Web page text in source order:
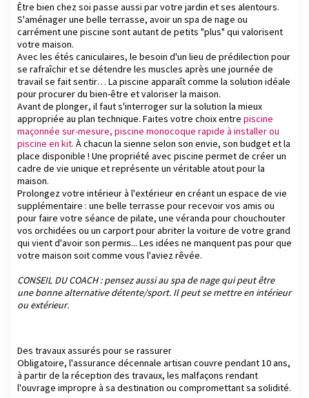
Être bien chez soi passe aussi par votre jardin et ses alentours.
S'aménager une belle terrasse, avoir un spa de nage ou
carrément une piscine sont autant de petits "plus" qui valorisent
votre maison.
Avec les étés caniculaires, le besoin d'un lieu de prédilection pour
se rafraîchir et se détendre les muscles après une journée de
travail se fait sentir… La piscine apparaît comme la solution idéale
pour procurer du bien-être et valoriser la maison.
Avant de plonger, il faut s'interroger sur la solution la mieux
appropriée au plan technique. Faites votre choix entre piscine
maçonnée sur-mesure, piscine monocoque rapide à installer ou
piscine en kit. À chacun la sienne selon son envie, son budget et la
place disponible ! Une propriété avec piscine permet de créer un
cadre de vie unique et représente un véritable atout pour la
maison.
Prolongez votre intérieur à l'extérieur en créant un espace de vie
supplémentaire : une belle terrasse pour recevoir vos amis ou
pour faire votre séance de pilate, une véranda pour chouchouter
vos orchidées ou un carport pour abriter la voiture de votre grand
qui vient d'avoir son permis... Les idées ne manquent pas pour que
votre maison soit comme vous l'aviez rêvée.
CONSEIL DU COACH : pensez aussi au spa de nage qui peut être
une bonne alternative détente/sport. Il peut se mettre en intérieur
ou extérieur.
Des travaux assurés pour se rassurer
Obligatoire, l'assurance décennale artisan couvre pendant 10 ans,
à partir de la réception des travaux, les malfaçons rendant
l'ouvrage impropre à sa destination ou compromettant sa solidité.